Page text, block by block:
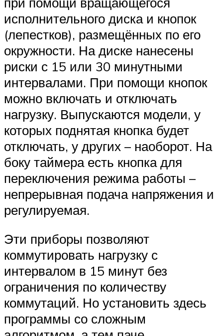
исполнительного диска и кнопок
(лепестков), размещённых по его
окружности. На диске нанесены
риски с 15 или 30 минутными
интервалами. При помощи кнопок
можно включать и отключать
нагрузку. Выпускаются модели, у
которых поднятая кнопка будет
отключать, у других – наоборот. На
боку таймера есть кнопка для
переключения режима работы –
непрерывная подача напряжения и
регулируемая.
Эти приборы позволяют
коммутировать нагрузку с
интервалом в 15 минут без
ограничения по количеству
коммутаций. Но установить здесь
программы со сложным